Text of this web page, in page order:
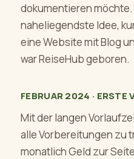
dokumentieren möchte.
naheliegendste Idee,
eine Website mit Blog
war ReiseHub geboren.
FEBRUAR 2024 · ERSTE
Mit der langen
alle Vorbereitungen zu
monatlich Geld zur